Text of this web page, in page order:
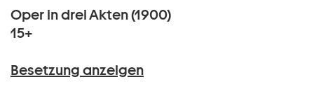
Oper in drei Akten (1900)
15+
Besetzung anzeigen